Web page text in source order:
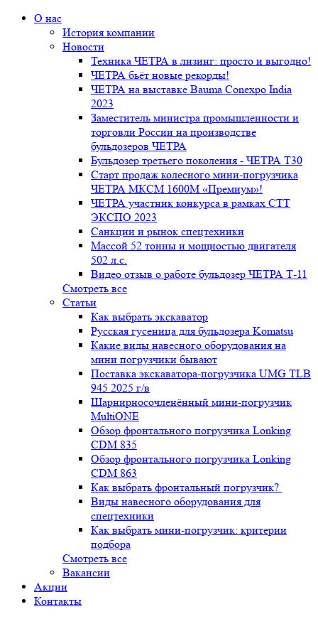
О нас
История компании
Новости
Техника ЧЕТРА в лизинг: просто и выгодно!
ЧЕТРА бьёт новые рекорды!
ЧЕТРА на выставке Bauma Conexpo India
2023
Заместитель министра промышленности и
торговли России на производстве
бульдозеров ЧЕТРА
Бульдозер третьего поколения - ЧЕТРА Т30
Старт продаж колесного мини-погрузчика
ЧЕТРА МКСМ 1600М «Премиум»!
ЧЕТРА участник конкурса в рамках СТТ
ЭКСПО 2023
Санкции и рынок спецтехники
Массой 52 тонны и мощностью двигателя
502 л.с.
Видео отзыв о работе бульдозер ЧЕТРА Т-11
Смотреть все
Статьи
Как выбрать экскаватор
Русская гусеница для бульдозера Komatsu
Какие виды навесного оборудования на
мини погрузчики бывают
Поставка экскаватора-погрузчика UMG TLB
945 2025 г/в
Шарнирносочленённый мини-погрузчик
MultiONE
Обзор фронтального погрузчика Lonking
CDM 835
Обзор фронтального погрузчика Lonking
CDM 863
Как выбрать фронтальный погрузчик?
Виды навесного оборудования для
спецтехники
Как выбрать мини-погрузчик: критерии
подбора
Смотреть все
Вакансии
Акции
Контакты